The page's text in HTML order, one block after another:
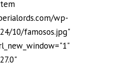
wp-
10/famosos.jpg"